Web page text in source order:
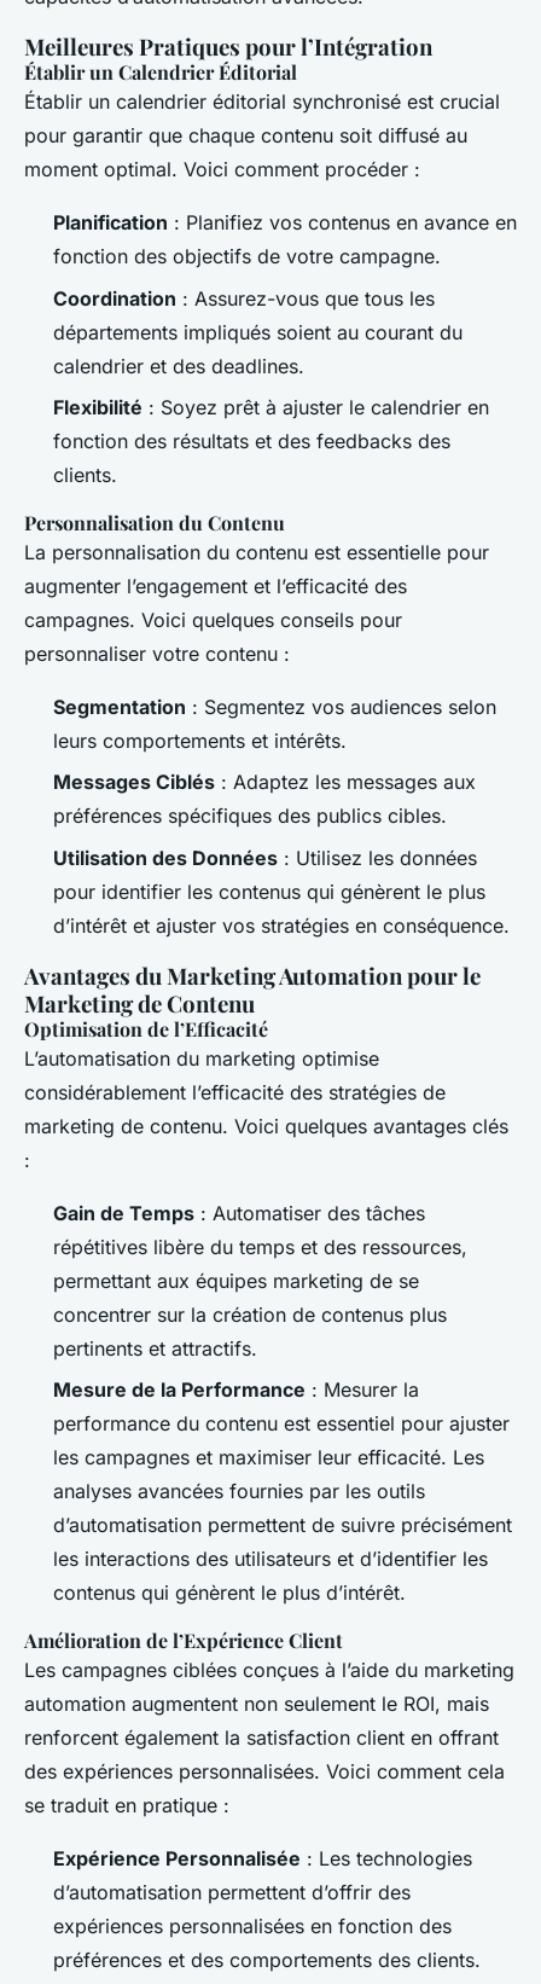
Meilleures Pratiques pour l’Intégration
Établir un Calendrier Éditorial
Établir un calendrier éditorial synchronisé est crucial
pour garantir que chaque contenu soit diffusé au
moment optimal. Voici comment procéder :
Planification : Planifiez vos contenus en avance en
fonction des objectifs de votre campagne.
Coordination : Assurez-vous que tous les
départements impliqués soient au courant du
calendrier et des deadlines.
Flexibilité : Soyez prêt à ajuster le calendrier en
fonction des résultats et des feedbacks des
clients.
Personnalisation du Contenu
La personnalisation du contenu est essentielle pour
augmenter l’engagement et l’efficacité des
campagnes. Voici quelques conseils pour
personnaliser votre contenu :
Segmentation : Segmentez vos audiences selon
leurs comportements et intérêts.
Messages Ciblés : Adaptez les messages aux
préférences spécifiques des publics cibles.
Utilisation des Données : Utilisez les données
pour identifier les contenus qui génèrent le plus
d’intérêt et ajuster vos stratégies en conséquence.
Avantages du Marketing Automation pour le
Marketing de Contenu
Optimisation de l’Efficacité
L’automatisation du marketing optimise
considérablement l’efficacité des stratégies de
marketing de contenu. Voici quelques avantages clés
:
Gain de Temps : Automatiser des tâches
répétitives libère du temps et des ressources,
permettant aux équipes marketing de se
concentrer sur la création de contenus plus
pertinents et attractifs.
Mesure de la Performance : Mesurer la
performance du contenu est essentiel pour ajuster
les campagnes et maximiser leur efficacité. Les
analyses avancées fournies par les outils
d’automatisation permettent de suivre précisément
les interactions des utilisateurs et d’identifier les
contenus qui génèrent le plus d’intérêt.
Amélioration de l’Expérience Client
Les campagnes ciblées conçues à l’aide du marketing
automation augmentent non seulement le ROI, mais
renforcent également la satisfaction client en offrant
des expériences personnalisées. Voici comment cela
se traduit en pratique :
Expérience Personnalisée : Les technologies
d’automatisation permettent d’offrir des
expériences personnalisées en fonction des
préférences et des comportements des clients.